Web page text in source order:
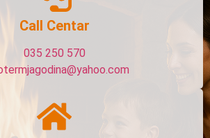
Call Centar
035 250 570